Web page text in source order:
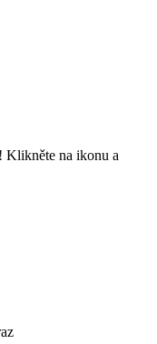
Klikněte na ikonu a